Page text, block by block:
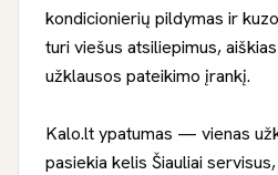
kondicionierių pildymas ir
turi viešus atsiliepimus,
užklausos pateikimo įrankį.
Kalo.lt ypatumas — vienas
pasiekia kelis Šiauliai